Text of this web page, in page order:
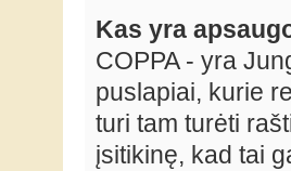
Kas yra
COPPA - yra
puslapiai, kurie
turi tam turėti
įsitikinę, kad tai